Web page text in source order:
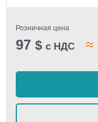
Розничная цена
97 $ с НДС ≈